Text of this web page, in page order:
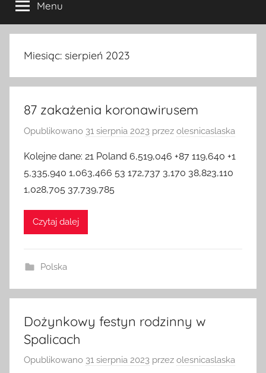
Menu
Miesiąc: sierpień 2023
87 zakażenia koronawirusem
Opublikowano 31 sierpnia 2023 przez olesnicaslaska
Kolejne dane: 21 Poland 6,519,046 +87 119,640 +1
5,335,940 1,063,466 53 172,737 3,170 38,823,110
1,028,705 37,739,785
Czytaj dalej
Polska
Dożynkowy festyn rodzinny w
Spalicach
Opublikowano 31 sierpnia 2023 przez olesnicaslaska